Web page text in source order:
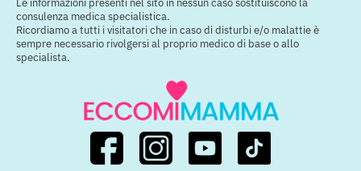
Le informazioni presenti nel sito in nessun caso sostituiscono la
consulenza medica specialistica.
Ricordiamo a tutti i visitatori che in caso di disturbi e/o malattie è
sempre necessario rivolgersi al proprio medico di base o allo
specialista.